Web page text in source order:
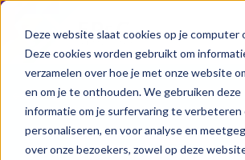
Deze website slaat cookies op je computer
Deze cookies worden gebruikt om
verzamelen over hoe je met onze website
en om je te onthouden. We gebruiken deze
informatie om je surfervaring te verbeteren
personaliseren, en voor analyse en
over onze bezoekers, zowel op deze
Terug naar downloads